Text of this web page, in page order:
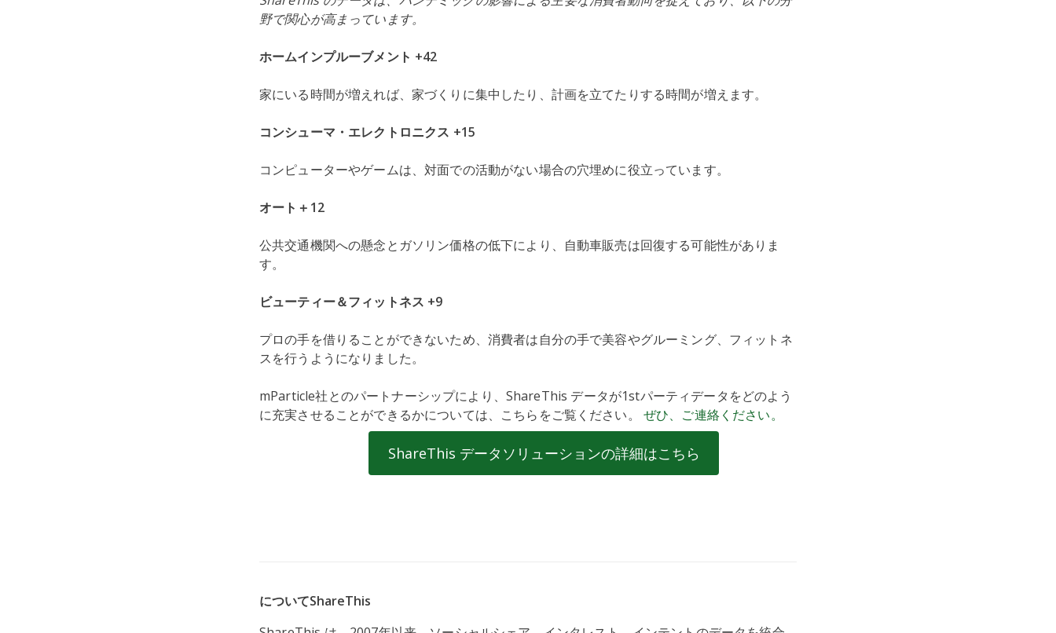
野で関心が高まっています。
ホームインプルーブメント +42
家にいる時間が増えれば、家づくりに集中したり、計画を立てたりする時間が増えます。
コンシューマ・エレクトロニクス +15
コンピューターやゲームは、対面での活動がない場合の穴埋めに役立っています。
オート＋12
公共交通機関への懸念とガソリン価格の低下により、自動車販売は回復する可能性がありま
す。
ビューティー＆フィットネス +9
プロの手を借りることができないため、消費者は自分の手で美容やグルーミング、フィットネ
スを行うようになりました。
mParticle社とのパートナーシップにより、ShareThis データが1stパーティデータをどのよう
に充実させることができるかについては、こちらをご覧ください。 ぜひ、ご連絡ください。
ShareThis データソリューションの詳細はこちら
についてShareThis